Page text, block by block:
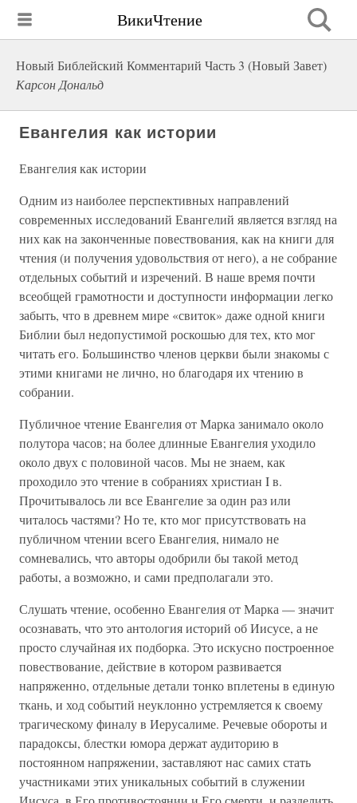
ВикиЧтение
Новый Библейский Комментарий Часть 3 (Новый Завет)
Карсон Дональд
Евангелия как истории
Евангелия как истории
Одним из наиболее перспективных направлений
современных исследований Евангелий является взгляд на
них как на законченные повествования, как на книги для
чтения (и получения удовольствия от него), а не собрание
отдельных событий и изречений. В наше время почти
всеобщей грамотности и доступности информации легко
забыть, что в древнем мире «свиток» даже одной книги
Библии был недопустимой роскошью для тех, кто мог
читать его. Большинство членов церкви были знакомы с
этими книгами не лично, но благодаря их чтению в
собрании.
Публичное чтение Евангелия от Марка занимало около
полутора часов; на более длинные Евангелия уходило
около двух с половиной часов. Мы не знаем, как
проходило это чтение в собраниях христиан I в.
Прочитывалось ли все Евангелие за один раз или
читалось частями? Но те, кто мог присутствовать на
публичном чтении всего Евангелия, нимало не
сомневались, что авторы одобрили бы такой метод
работы, а возможно, и сами предполагали это.
Слушать чтение, особенно Евангелия от Марка — значит
осознавать, что это антология историй об Иисусе, а не
просто случайная их подборка. Это искусно построенное
повествование, действие в котором развивается
напряженно, отдельные детали тонко вплетены в единую
ткань, и ход событий неуклонно устремляется к своему
трагическому финалу в Иерусалиме. Речевые обороты и
парадоксы, блестки юмора держат аудиторию в
постоянном напряжении, заставляют нас самих стать
участниками этих уникальных событий в служении